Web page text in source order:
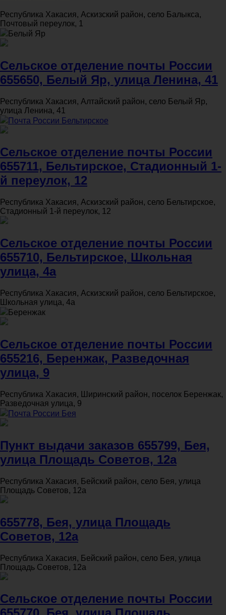
Республика Хакасия, Аскизский район, село Балыкса,
Почтовый переулок, 1
Белый Яр
Сельское отделение почты России
655650, Белый Яр, улица Ленина, 41
Республика Хакасия, Алтайский район, село Белый Яр,
улица Ленина, 41
Почта России Бельтирское
Сельское отделение почты России
655711, Бельтирское, Стадионный 1-
й переулок, 12
Республика Хакасия, Аскизский район, село Бельтирское,
Стадионный 1-й переулок, 12
Сельское отделение почты России
655710, Бельтирское, Школьная
улица, 4а
Республика Хакасия, Аскизский район, село Бельтирское,
Школьная улица, 4а
Беренжак
Сельское отделение почты России
655216, Беренжак, Разведочная
улица, 9
Республика Хакасия, Ширинский район, поселок Беренжак,
Разведочная улица, 9
Почта России Бея
Пункт выдачи заказов 655799, Бея,
улица Площадь Советов, 12а
Республика Хакасия, Бейский район, село Бея, улица
Площадь Советов, 12а
655778, Бея, улица Площадь
Советов, 12а
Республика Хакасия, Бейский район, село Бея, улица
Площадь Советов, 12а
Сельское отделение почты России